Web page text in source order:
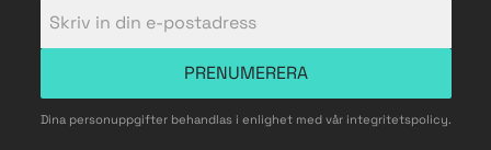
PRENUMERERA
Dina personuppgifter behandlas i enlighet med vår integritetspolicy.